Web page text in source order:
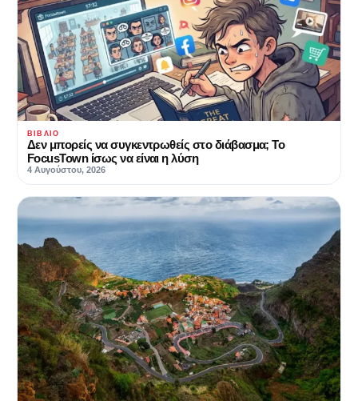
ΒΙΒΛΊΟ
Δεν μπορείς να συγκεντρωθείς στο διάβασμα; Το
FocusTown ίσως να είναι η λύση
4 Αυγούστου, 2026